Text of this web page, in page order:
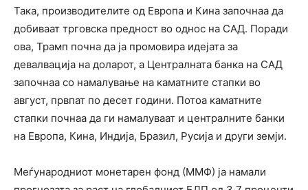
Така, производителите од Европа и Кина започнаа да
добиваат трговска предност во однос на САД. Поради
ова, Трамп почна да ја промовира идејата за
девалвација на доларот, а Централната банка на САД
започнаа со намалување на каматните стапки во
август, првпат по десет години. Потоа каматните
стапки почнаа да ги намалуваат и централните банки
на Европа, Кина, Индија, Бразил, Русија и други земји.
Меѓународниот монетарен фонд (ММФ) ја намали